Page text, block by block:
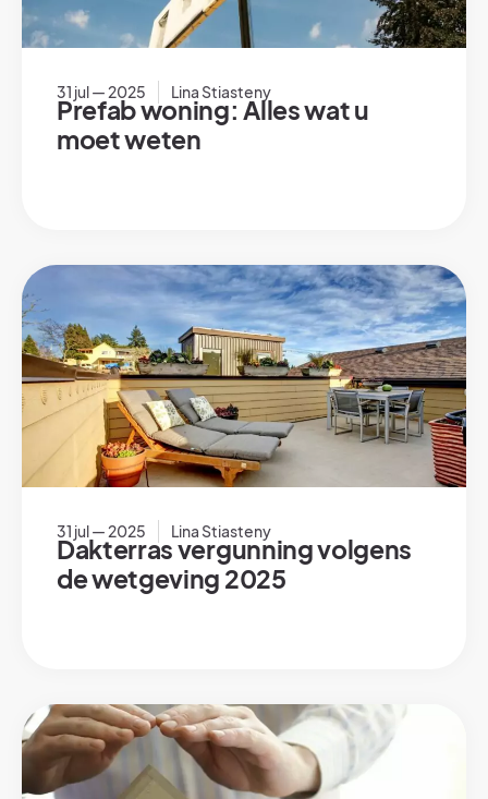
31 jul — 2025 Lina Stiasteny
Prefab woning: Alles wat u
moet weten
31 jul — 2025 Lina Stiasteny
Dakterras vergunning volgens
de wetgeving 2025